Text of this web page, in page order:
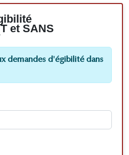
et SANS
demandes d'égibilité dans